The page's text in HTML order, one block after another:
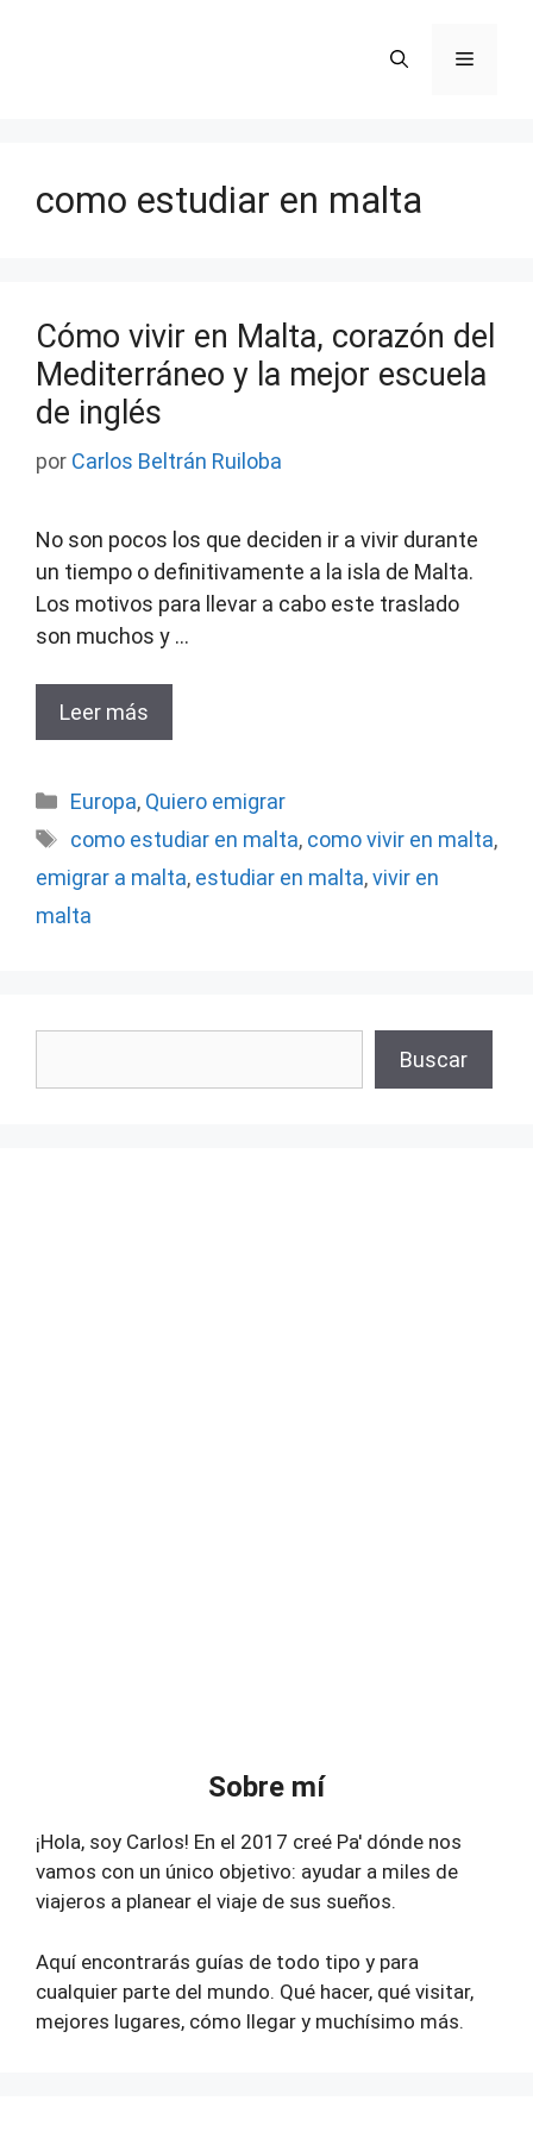
Menú
como estudiar en malta
Cómo vivir en Malta, corazón del
Mediterráneo y la mejor escuela
de inglés
por Carlos Beltrán Ruiloba
No son pocos los que deciden ir a vivir durante
un tiempo o definitivamente a la isla de Malta.
Los motivos para llevar a cabo este traslado
son muchos y …
Leer más
Categorías
Europa, Quiero emigrar
Etiquetas
como estudiar en malta, como vivir en malta,
emigrar a malta, estudiar en malta,vivir en
malta
Buscar
Sobre mí
¡Hola, soy Carlos! En el 2017 creé Pa' dónde nos
vamos con un único objetivo: ayudar a miles de
viajeros a planear el viaje de sus sueños.
Aquí encontrarás guías de todo tipo y para
cualquier parte del mundo. Qué hacer, qué visitar,
mejores lugares, cómo llegar y muchísimo más.